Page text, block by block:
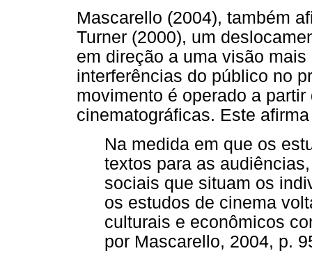
Mascarello (2004), também
Turner (2000), um
em direção a uma visão
interferências do público no
movimento é operado a
cinematográficas. Este
Na medida em que os
textos para as
sociais que situam os
os estudos de cinema
culturais e econômicos
por Mascarello, 2004, p.